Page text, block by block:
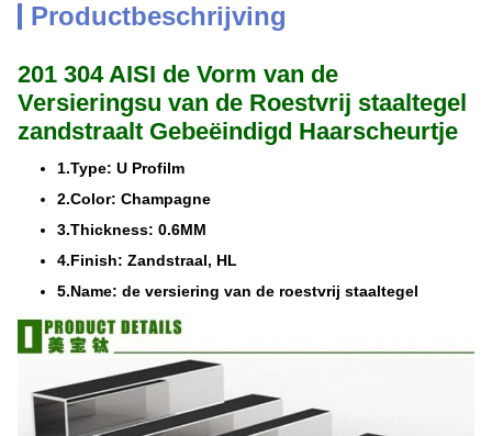
Productbeschrijving
201 304 AISI de Vorm van de
Versieringsu van de Roestvrij staaltegel
zandstraalt Gebeëindigd Haarscheurtje
1.Type: U Profilm
2.Color: Champagne
3.Thickness: 0.6MM
4.Finish: Zandstraal, HL
5.Name: de versiering van de roestvrij staaltegel